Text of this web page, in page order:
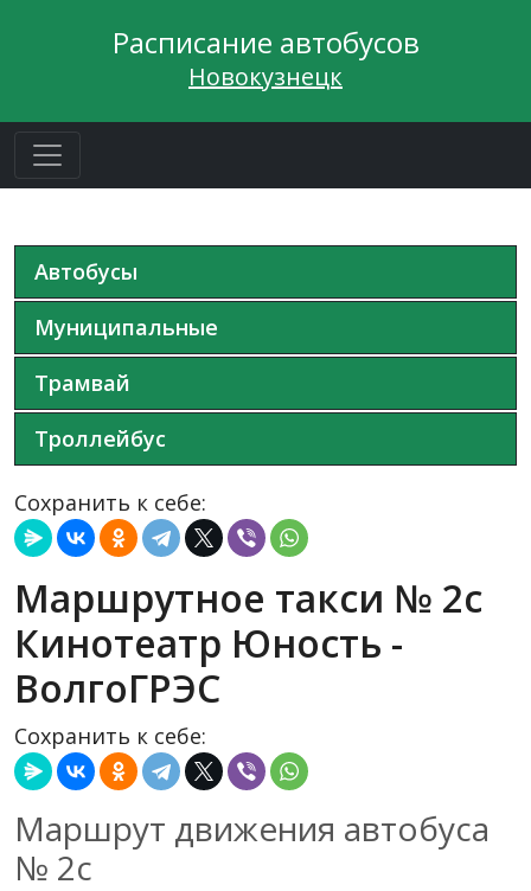
Расписание автобусов
Новокузнецк
Сохранить к себе:
Маршрутное такси № 2с
Кинотеатр Юность -
ВолгоГРЭС
Сохранить к себе:
Маршрут движения автобуса
№ 2с
Автобусы
Муниципальные
Трамвай
Троллейбус